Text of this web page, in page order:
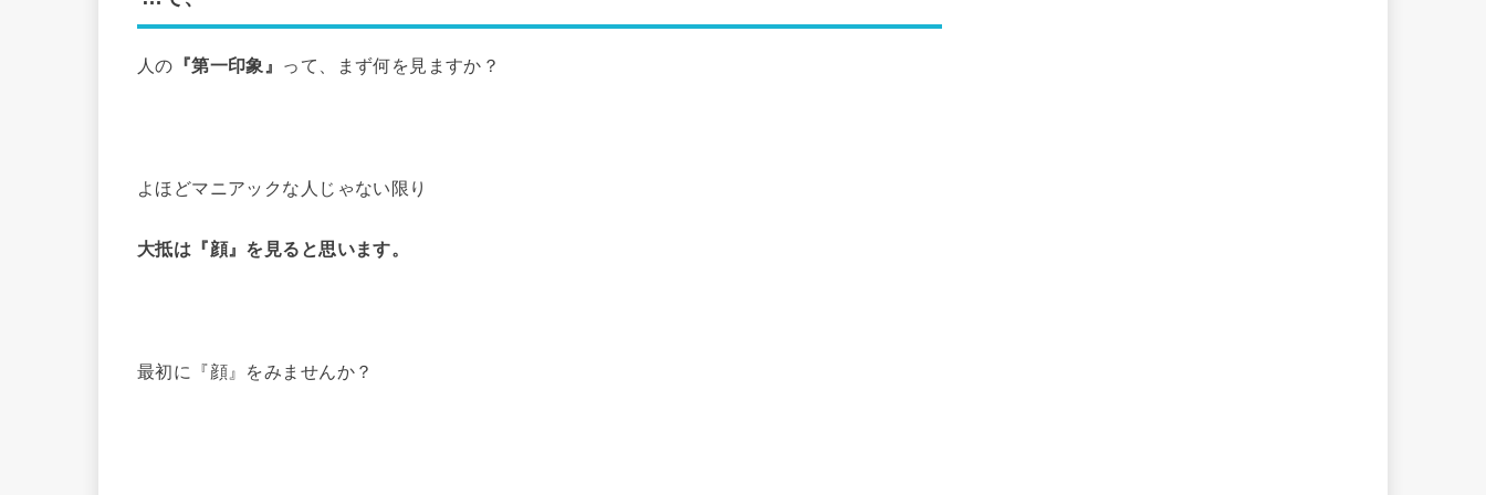
人の 『第一印象』 って、まず何を見ますか？
よほどマニアックな人じゃない限り
大抵は『顔』を見ると思います。
最初に『顔』をみませんか？